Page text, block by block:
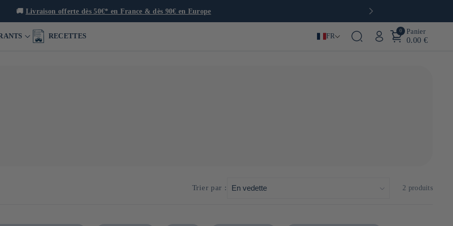
🚚 Livraison offerte dès 50€* en France & dès 90€ en Europe
RECETTES FR
0 Panier
0.00 €
Trier par : 2 produits